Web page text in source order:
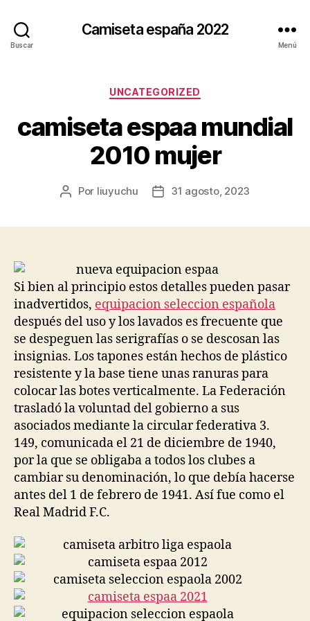
Buscar
Camiseta españa 2022
Menú
Categorías
UNCATEGORIZED
camiseta espaa mundial
2010 mujer
Autor
Por liuyuchu
Fecha31 agosto, 2023
Si bien al principio estos detalles pueden pasar
inadvertidos, equipacion seleccion española
después del uso y los lavados es frecuente que
se despeguen las serigrafías o se descosan las
insignias. Los tapones están hechos de plástico
resistente y la base tiene unas ranuras para
colocar las botes verticalmente. La Federación
trasladó la voluntad del gobierno a sus
asociados mediante la circular federativa 3.
149, comunicada el 21 de diciembre de 1940,
por la que se obligaba a todos los clubes a
cambiar su denominación, lo que debía hacerse
antes del 1 de febrero de 1941. Así fue como el
Real Madrid F.C.